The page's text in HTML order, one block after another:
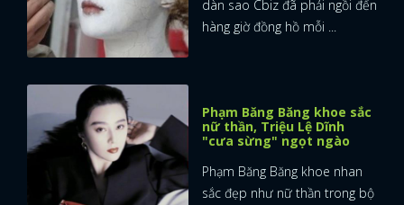
FACEBOOK GOOGLE
dàn sao Cbiz đã phải ngồi đến
hàng giờ đồng hồ mỗi ...
Phạm Băng Băng khoe sắc
nữ thần, Triệu Lệ Dĩnh
"cưa sừng" ngọt ngào
Phạm Băng Băng khoe nhan
sắc đẹp như nữ thần trong bộ